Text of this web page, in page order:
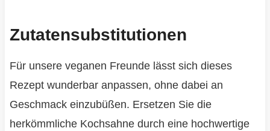
Zutatensubstitutionen
Für unsere veganen Freunde lässt sich dieses
Rezept wunderbar anpassen, ohne dabei an
Geschmack einzubüßen. Ersetzen Sie die
herkömmliche Kochsahne durch eine hochwertige